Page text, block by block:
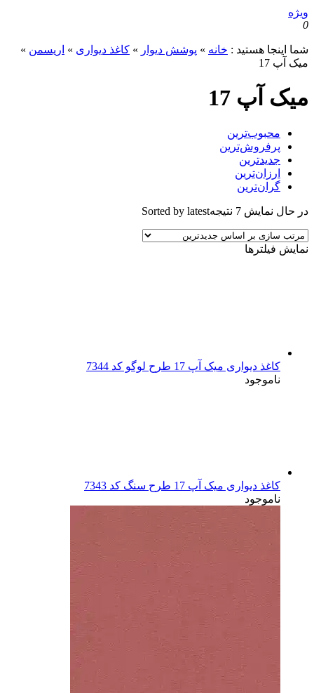
ویژه
0
شما اینجا هستید : خانه » پوشش دیوار » کاغذ دیواری » اریسمن »
میک آپ 17
میک آپ 17
محبوب‌ترین
پرفروش‌ترین
جدیدترین
ارزان‌ترین
گران‌ترین
در حال نمایش 7 نتیجه Sorted by latest
نمایش فیلترها
کاغذ دیواری میک آپ 17 طرح لوگو کد 7344
ناموجود
کاغذ دیواری میک آپ 17 طرح سنگ کد 7343
ناموجود